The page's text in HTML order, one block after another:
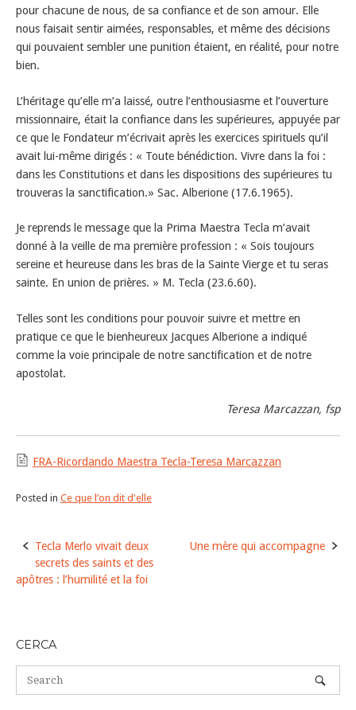
pour chacune de nous, de sa confiance et de son amour. Elle
nous faisait sentir aimées, responsables, et même des décisions
qui pouvaient sembler une punition étaient, en réalité, pour notre
bien.
L’héritage qu’elle m’a laissé, outre l’enthousiasme et l’ouverture
missionnaire, était la confiance dans les supérieures, appuyée par
ce que le Fondateur m’écrivait après les exercices spirituels qu’il
avait lui-même dirigés : « Toute bénédiction. Vivre dans la foi :
dans les Constitutions et dans les dispositions des supérieures tu
trouveras la sanctification.» Sac. Alberione (17.6.1965).
Je reprends le message que la Prima Maestra Tecla m’avait
donné à la veille de ma première profession : « Sois toujours
sereine et heureuse dans les bras de la Sainte Vierge et tu seras
sainte. En union de prières. » M. Tecla (23.6.60).
Telles sont les conditions pour pouvoir suivre et mettre en
pratique ce que le bienheureux Jacques Alberione a indiqué
comme la voie principale de notre sanctification et de notre
apostolat.
Teresa Marcazzan, fsp
FRA-Ricordando Maestra Tecla-Teresa Marcazzan
Posted in Ce que l’on dit d'elle
Post
navigation
Tecla Merlo vivait deux
secrets des saints et des
apôtres : l’humilité et la foi
Une mère qui accompagne
CERCA